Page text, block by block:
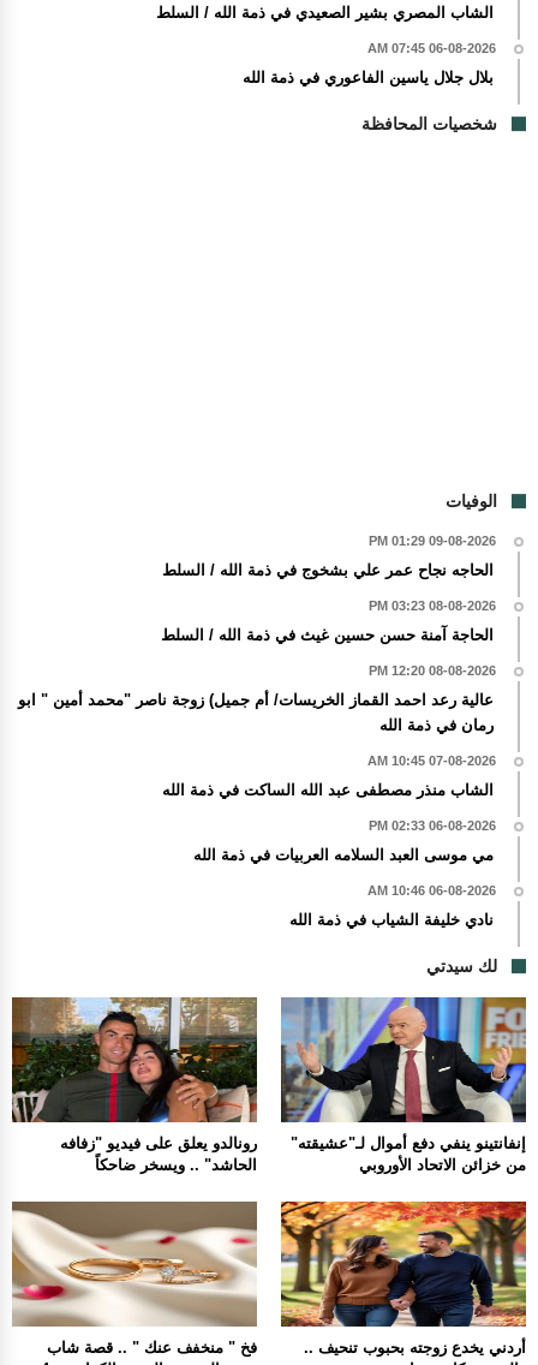
الشاب المصري بشير الصعيدي في ذمة الله / السلط
06-08-2026 07:45 AM
بلال جلال ياسين الفاعوري في ذمة الله
شخصيات المحافظة
الوفيات
09-08-2026 01:29 PM
الحاجه نجاح عمر علي بشخوج في ذمة الله / السلط
08-08-2026 03:23 PM
الحاجة آمنة حسن حسين غيث في ذمة الله / السلط
08-08-2026 12:20 PM
عالية رعد احمد القماز الخريسات/ أم جميل) زوجة ناصر "محمد أمين " ابو
رمان في ذمة الله
07-08-2026 10:45 AM
الشاب منذر مصطفى عبد الله الساكت في ذمة الله
06-08-2026 02:33 PM
مي موسى العبد السلامه العربيات في ذمة الله
06-08-2026 10:46 AM
نادي خليفة الشياب في ذمة الله
لك سيدتي
رونالدو يعلق على فيديو "زفافه
الحاشد" .. ويسخر ضاحكاً
إنفانتينو ينفي دفع أموال لـ"عشيقته"
من خزائن الاتحاد الأوروبي
فخ " منخفف عنك " .. قصة شاب
أردني يخدع زوجته بحبوب تنحيف ..